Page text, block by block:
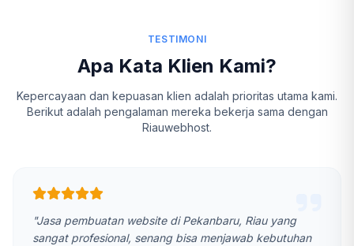
TESTIMONI
Apa Kata Klien Kami?
Kepercayaan dan kepuasan klien adalah prioritas utama kami.
Berikut adalah pengalaman mereka bekerja sama dengan
Riauwebhost.
"Jasa pembuatan website di Pekanbaru, Riau yang
sangat profesional, senang bisa menjawab kebutuhan